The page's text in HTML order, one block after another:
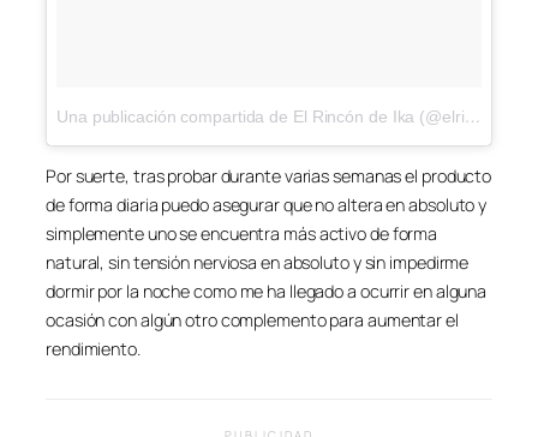
Una publicación compartida de El Rincón de Ika (@elrincondeika)
Por suerte, tras probar durante varias semanas el producto
de forma diaria puedo asegurar que no altera en absoluto y
simplemente uno se encuentra más activo de forma
natural, sin tensión nerviosa en absoluto y sin impedirme
dormir por la noche como me ha llegado a ocurrir en alguna
ocasión con algún otro complemento para aumentar el
rendimiento.